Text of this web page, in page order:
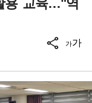
용 교육…"역
가가